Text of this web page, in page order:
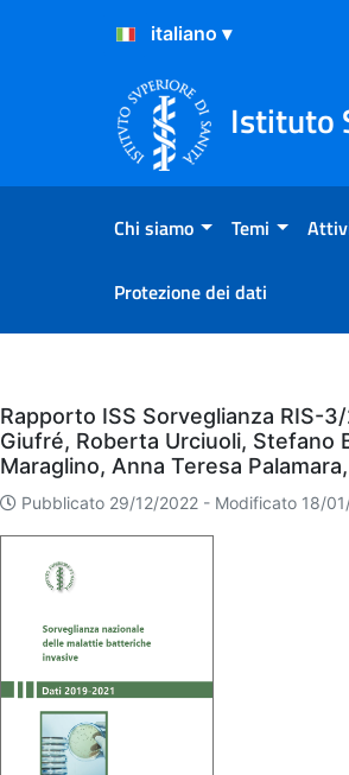
Salta al Contenuto
Salta al Footer
Istituto
Chi siamo Temi
Protezione dei dati
Eventi
Rapporto ISS Sorveglianza RIS-
Giufré, Roberta Urciuoli, Stefano
Maraglino, Anna Teresa
Pubblicato 29/12/2022 - Modificato 18/